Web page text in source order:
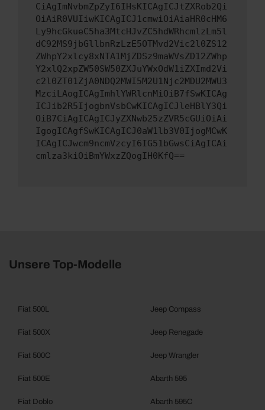
CiAgImNvbmZpZyI6IHsKICAgICJtZXRob2Qi
OiAiR0VUIiwKICAgICJ1cmwiOiAiaHR0cHM6
Ly9hcGkueC5ha3MtcHJvZC5hdWRhcmlzLm5l
dC92MS9jbGllbnRzLzE5OTMvd2Vic2l0ZS12
ZWhpY2xlcy8xNTA1MjZDSz9maWVsZD12ZWhp
Y2xlQ2xpZW50SW50ZXJuYWxOdW1iZXImd2Vi
c2l0ZT01ZjA0NDQ2MWI5M2U1Njc2MDU2MWU3
MzciLAogICAgImhlYWRlcnMiOiB7fSwKICAg
ICJib2R5IjogbnVsbCwKICAgICJleHBlY3Qi
OiB7CiAgICAgICJyZXNwb25zZVR5cGUiOiAi
IgogICAgfSwKICAgICJ0aW1lb3V0IjogMCwK
ICAgICJwcm9ncmVzcyI6IG51bGwsCiAgICAi
cmlza3kiOiBmYWxzZQogIH0KfQ==
Unsere Top-Modelle
Fiat 500L
Fiat 500X
Fiat 500C
Fiat 500E
Fiat Doblo
Jeep Compass
Jeep Renegade
Jeep Wrangler
Abarth 595
Abarth 595C